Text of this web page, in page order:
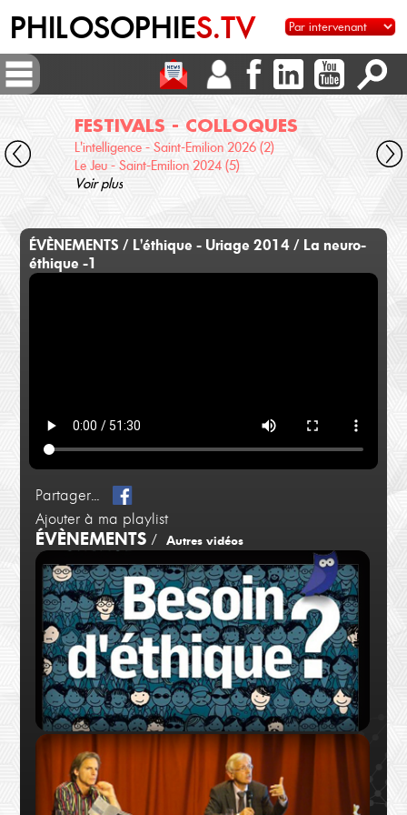
PHILOSOPHIES.TV
FESTIVALS - COLLOQUES
L'intelligence - Saint-Emilion 2026 (2)
Le Jeu - Saint-Emilion 2024 (5)
Voir plus
ÉVÈNEMENTS / L'éthique - Uriage 2014 / La neuro-
éthique -1
Partager...
Ajouter à ma playlist
ÉVÈNEMENTS /Autres vidéos